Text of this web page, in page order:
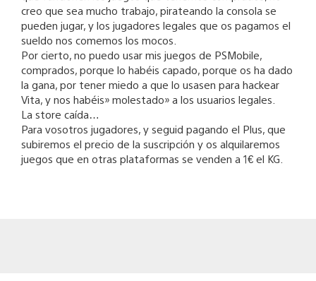
creo que sea mucho trabajo, pirateando la consola se
pueden jugar, y los jugadores legales que os pagamos el
sueldo nos comemos los mocos.
Por cierto, no puedo usar mis juegos de PSMobile,
comprados, porque lo habéis capado, porque os ha dado
la gana, por tener miedo a que lo usasen para hackear
Vita, y nos habéis» molestado» a los usuarios legales.
La store caída…
Para vosotros jugadores, y seguid pagando el Plus, que
subiremos el precio de la suscripción y os alquilaremos
juegos que en otras plataformas se venden a 1€ el KG.